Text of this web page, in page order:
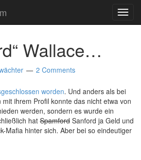
Wallace…
2 Comments
worden. Und anders als bei
ihrem Profil konnte das nicht etwa von
werden, sondern es wurde ein
hat Spamford Sanford ja Geld und
Mafia hinter sich. Aber bei so eindeutiger